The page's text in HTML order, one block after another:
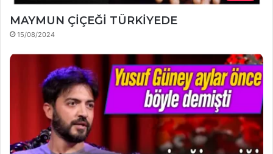
MAYMUN ÇİÇEĞİ TÜRKİYEDE
15/08/2024